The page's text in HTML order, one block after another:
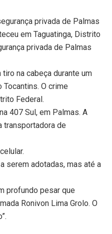
privada de Palmas
em Taguatinga, Distrito
privada de Palmas
na cabeça durante um
O crime
Federal.
407 Sul, em Palmas. A
transportadora de
serem adotadas, mas até a
profundo pesar que
Ronivon Lima Grolo. O